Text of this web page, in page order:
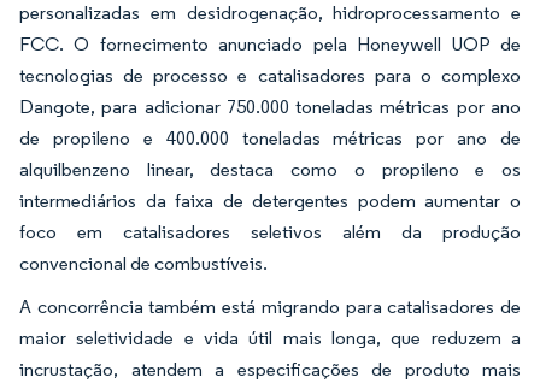
personalizadas em desidrogenação, hidroprocessamento e
FCC. O fornecimento anunciado pela Honeywell UOP de
tecnologias de processo e catalisadores para o complexo
Dangote, para adicionar 750.000 toneladas métricas por ano
de propileno e 400.000 toneladas métricas por ano de
alquilbenzeno linear, destaca como o propileno e os
intermediários da faixa de detergentes podem aumentar o
foco em catalisadores seletivos além da produção
convencional de combustíveis.
A concorrência também está migrando para catalisadores de
maior seletividade e vida útil mais longa, que reduzem a
incrustação, atendem a especificações de produto mais